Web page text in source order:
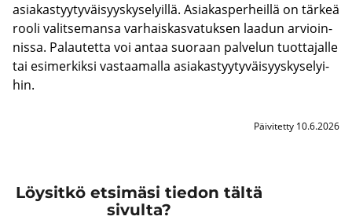
asia­kas­tyy­ty­väi­syys­ky­se­lyil­lä. Asia­kas­per­heil­lä on tär­keä
rooli va­lit­se­man­sa var­hais­kas­va­tuk­sen laa­dun ar­vioin­
nis­sa. Pa­lau­tet­ta voi antaa suo­raan pal­ve­lun tuot­ta­jal­le
tai esi­mer­kik­si vas­taa­mal­la asia­kas­tyy­ty­väi­syys­ky­se­lyi­
hin.
Päivitetty 10.6.2026
Löysitkö etsimäsi tiedon tältä
sivulta?